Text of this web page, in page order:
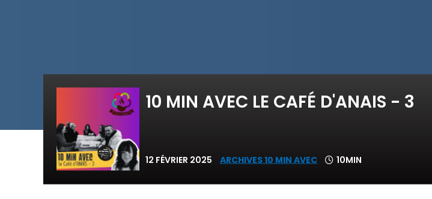
10 MIN AVEC LE CAFÉ D'ANAIS - 3
12 FÉVRIER 2025 ARCHIVES 10 MIN AVEC 10MIN